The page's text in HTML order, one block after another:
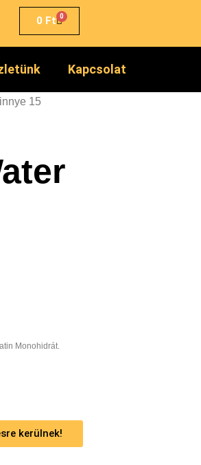
0 Ft 0
Kapcsolat
15
Monohidrát.
kerülnek!